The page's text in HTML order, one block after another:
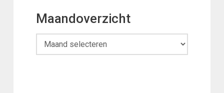
Maandoverzicht
Maandoverzicht